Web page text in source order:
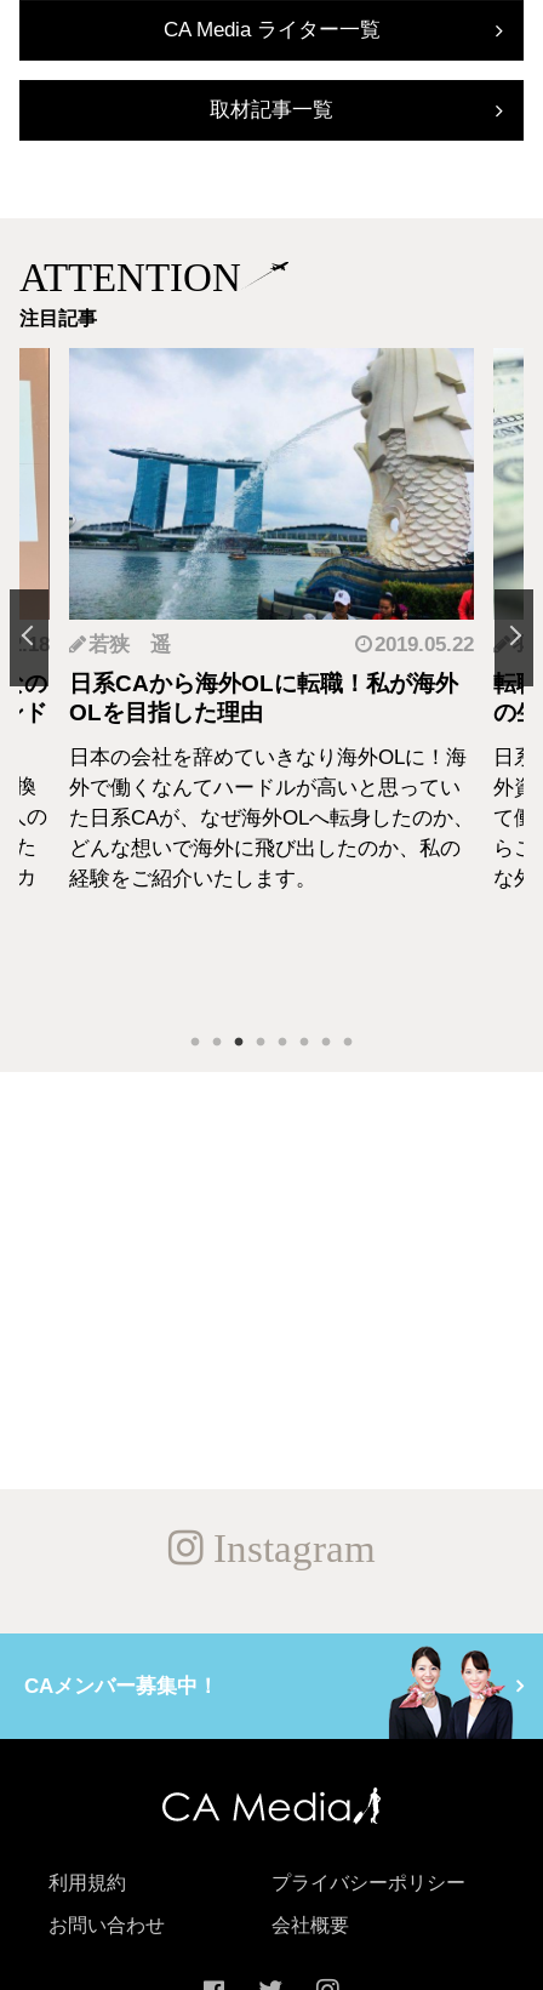
CA Media ライター一覧
取材記事一覧
ATTENTION
注目記事
の
ド
換
人の
た
カ
若狭 遥 2019.05.22
日系CAから海外OLに転職！私が海外
OLを目指した理由
日本の会社を辞めていきなり海外OLに！海
外で働くなんてハードルが高いと思ってい
た日系CAが、なぜ海外OLへ転身したのか、
どんな想いで海外に飛び出したのか、私の
経験をご紹介いたします。
羽
転
の
日
外資
て働
らこ
な外
Instagram
CAメンバー募集中！
利用規約 プライバシーポリシー
お問い合わせ 会社概要